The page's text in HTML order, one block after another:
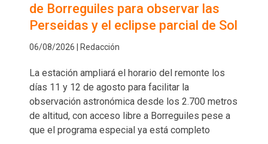
de Borreguiles para observar las
Perseidas y el eclipse parcial de Sol
06/08/2026 | Redacción
La estación ampliará el horario del remonte los
días 11 y 12 de agosto para facilitar la
observación astronómica desde los 2.700 metros
de altitud, con acceso libre a Borreguiles pese a
que el programa especial ya está completo